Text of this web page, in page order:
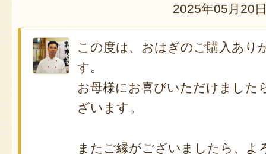
2025年05月20
この度は、おはぎのご購入あり
す。
お母様にお喜びいただけました
ざいます。
またご縁がございましたら、よ